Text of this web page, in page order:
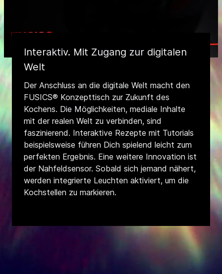
Interaktiv. Mit Zugang zur digitalen
Welt
Der Anschluss an die digitale Welt macht den
FUSICS® Konzepttisch zur Zukunft des
Kochens. Die Möglichkeiten, mediale Inhalte
mit der realen Welt zu verbinden, sind
faszinierend. Interaktive Rezepte mit Tutorials
beispielsweise führen Dich spielend leicht zum
perfekten Ergebnis. Eine weitere Innovation ist
der Nahfeldsensor. Sobald sich jemand nähert,
werden integrierte Leuchten aktiviert, um die
Kochstellen zu markieren.